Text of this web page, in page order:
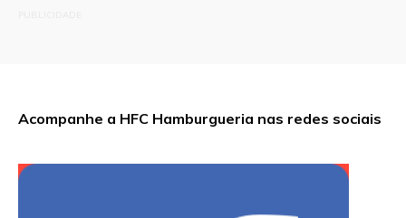
Acompanhe a HFC Hamburgueria nas redes sociais